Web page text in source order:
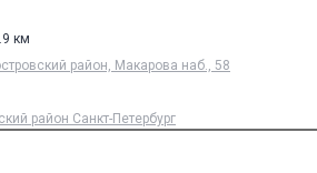
км
район, Макарова наб., 58
район Санкт-Петербург